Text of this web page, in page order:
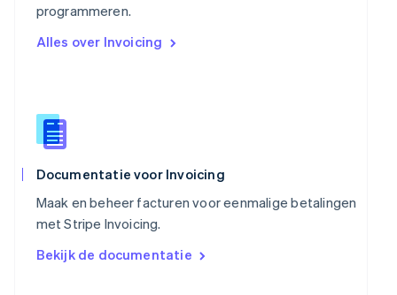
programmeren.
Alles over Invoicing
Documentatie voor Invoicing
Maak en beheer facturen voor eenmalige betalingen
met Stripe Invoicing.
Bekijk de documentatie
Slovenië
EnglishItaliano
Español
Thailand
ไทย
Tsjechië
Vasteland van China
简体中文 English
English